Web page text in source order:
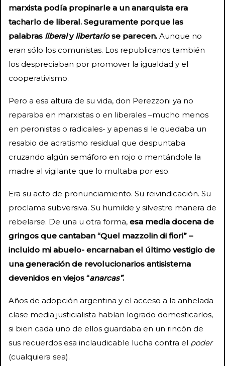
marxista podía propinarle a un anarquista era
tacharlo de liberal. Seguramente porque las
palabras liberaly libertariose parecen. Aunque no
eran sólo los comunistas. Los republicanos también
los despreciaban por promover la igualdad y el
cooperativismo.
Pero a esa altura de su vida, don Perezzoni ya no
reparaba en marxistas o en liberales –mucho menos
en peronistas o radicales- y apenas si le quedaba un
resabio de acratismo residual que despuntaba
cruzando algún semáforo en rojo o mentándole la
madre al vigilante que lo multaba por eso.
Era su acto de pronunciamiento. Su reivindicación. Su
proclama subversiva. Su humilde y silvestre manera de
rebelarse. De una u otra forma, esa media docena de
gringos que cantaban “Quel mazzolin di fiori” –
incluido mi abuelo- encarnaban el último vestigio de
una generación de revolucionarios antisistema
devenidos en viejos “anarcas”.
Años de adopción argentina y el acceso a la anhelada
clase media justicialista habían logrado domesticarlos,
si bien cada uno de ellos guardaba en un rincón de
sus recuerdos esa inclaudicable lucha contra el poder
(cualquiera sea).